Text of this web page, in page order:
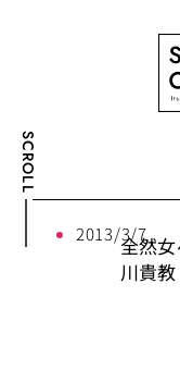
SCROLL
2013/3/7
全然
川貴